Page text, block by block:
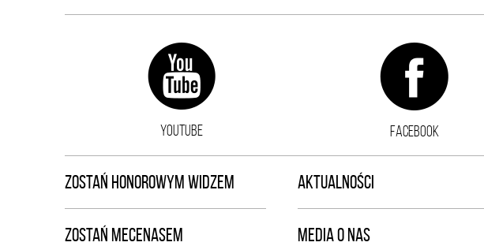
YOUTUBE FACEBOOK
ZOSTAŃ HONOROWYM WIDZEM
ZOSTAŃ MECENASEM
AKTUALNOŚCI
MEDIA O NAS